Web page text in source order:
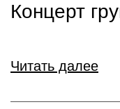
Концерт
Читать далее